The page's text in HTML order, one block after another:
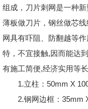
组成，刀片刺网是一种
薄板做刀片，钢丝做芯
网具有吓阻、防翻越等
特，不宜接触,因而能达
有施工简便,经济实用等
1.立柱：50mm X
2.钢网边框：35mm X